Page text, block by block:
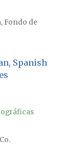
Fondo de
Spanish